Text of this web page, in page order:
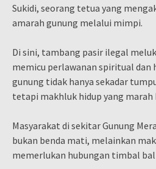
Sukidi, seorang tetua yang
amarah gunung melalui mimpi.
Di sini, tambang pasir ilegal
memicu perlawanan spiritual dan
gunung tidak hanya sekadar
tetapi makhluk hidup yang marah
Masyarakat di sekitar Gunung
bukan benda mati, melainkan
memerlukan hubungan timbal